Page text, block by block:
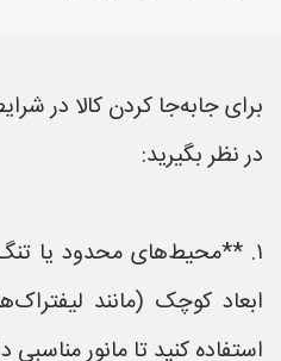
برای جابه‌جا کردن کالا در
در نظر بگیرید:
۱. **محیط‌های محدود یا
ابعاد کوچک (مانند
استفاده کنید تا مانور مناسبی